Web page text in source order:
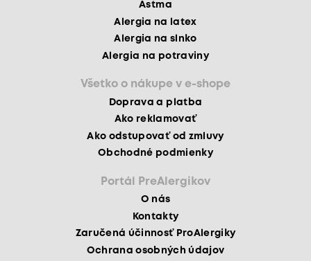
Astma
Alergia na latex
Alergia na slnko
Alergia na potraviny
Všetko o nákupe v e-shope
Doprava a platba
Ako reklamovať
Ako odstupovať od zmluvy
Obchodné podmienky
Portál PreAlergikov
O nás
Kontakty
Zaručená účinnosť ProAlergiky
Ochrana osobných údajov